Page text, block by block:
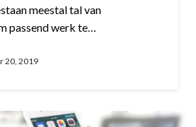
meestal tal van
passend werk te…
20, 2019